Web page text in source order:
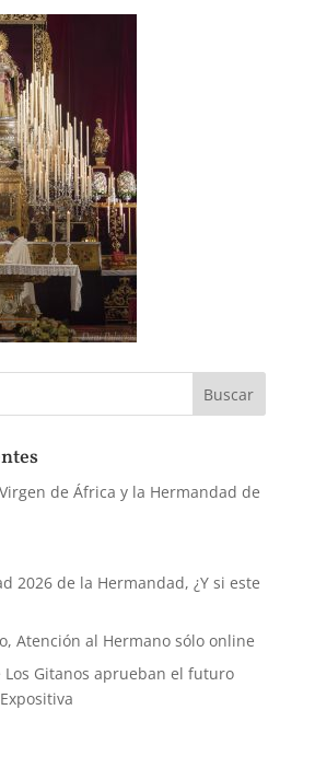
de África y la Hermandad de
2026 de la Hermandad, ¿Y si este
Atención al Hermano sólo online
Los Gitanos aprueban el futuro